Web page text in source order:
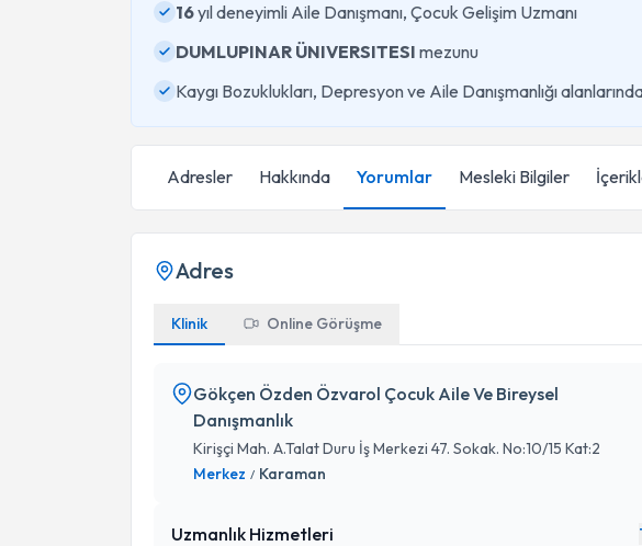
16yıl deneyimli Aile Danışmanı, Çocuk Gelişim Uzmanı
DUMLUPINAR ÜNIVERSITESI mezunu
Kaygı Bozuklukları, Depresyon ve Aile Danışmanlığı
Adresler Hakkında Yorumlar Mesleki Bilgiler
Adres
Klinik Online Görüşme
Gökçen Özden Özvarol Çocuk Aile Ve Bireysel
Danışmanlık
Kirişçi Mah. A.Talat Duru İş Merkezi 47. Sokak. No:10/15 Kat:2
Merkez / Karaman
Uzmanlık Hizmetleri